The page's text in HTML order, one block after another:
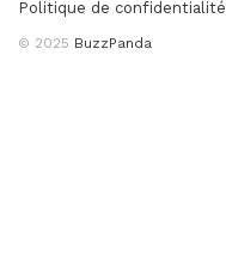
Politique de confidentialité
© 2025 BuzzPanda